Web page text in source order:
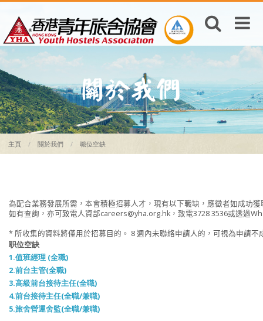
主頁 關於我們 職位空缺
為配合業務發展所需，本會積極招募人才，現有以下職缺，應徵者如成功
如有查詢，亦可致電人資部careers@yha.org.hk ，致電3728 3536或透過
职位空缺
1.值班經理 (全職)
2.前台主管(全職)
3.高級前台接待主任(全職)
4.前台接待主任(全職/兼職)
5.旅舍營運舍監(全職/兼職)